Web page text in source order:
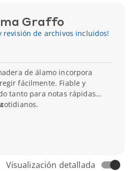
Graffo
revisión de archivos incluidos!
de álamo incorpora
fácilmente. Fiable y
tanto para notas rápidas
Visualización detallada